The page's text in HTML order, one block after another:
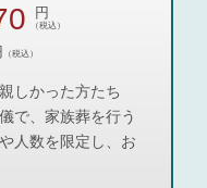
円
（税込）
（税込）
しかった方たち
で、家族葬を行う
人数を限定し、お